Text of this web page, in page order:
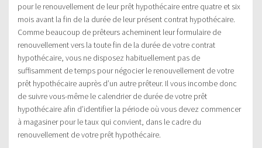
pour le renouvellement de leur prêt hypothécaire entre quatre et six
mois avant la fin de la durée de leur présent contrat hypothécaire.
Comme beaucoup de prêteurs acheminent leur formulaire de
renouvellement vers la toute fin de la durée de votre contrat
hypothécaire, vous ne disposez habituellement pas de
suffisamment de temps pour négocier le renouvellement de votre
prêt hypothécaire auprès d’un autre prêteur. Il vous incombe donc
de suivre vous-même le calendrier de durée de votre prêt
hypothécaire afin d’identifier la période où vous devez commencer
à magasiner pour le taux qui convient, dans le cadre du
renouvellement de votre prêt hypothécaire.